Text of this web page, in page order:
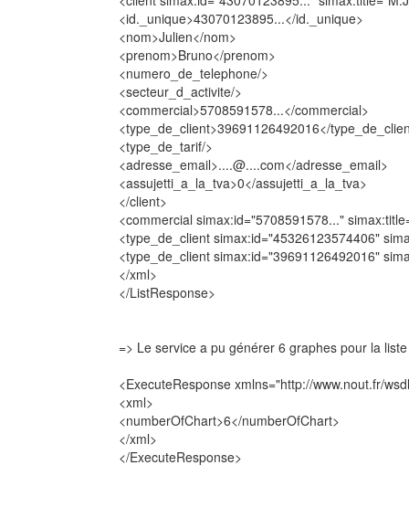
<id._unique>43070123895...</id._unique>
<nom>Julien</nom>
<prenom>Bruno</prenom>
<numero_de_telephone/>
<secteur_d_activite/>
<commercial>5708591578...</commercial>
<type_de_client>39691126492016</
<type_de_tarif/>
<adresse_email>....@....com</adresse_email>
<assujetti_a_la_tva>0</assujetti_a_la_tva>
</client>
<commercial simax:id="5708591578..."
<type_de_client simax:id="45326123574406"
<type_de_client simax:id="39691126492016"
</xml>
</ListResponse>
=> Le service a pu générer 6 graphes pour la liste
<ExecuteResponse xmlns="http://www.nout.fr/
<xml>
<numberOfChart>6</numberOfChart>
</xml>
</ExecuteResponse>